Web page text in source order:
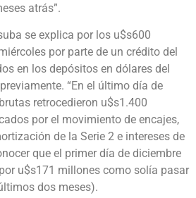
atrás”.
se explica por los u$s600
por parte de un crédito del
en los depósitos en dólares del
“En el último día de
retrocedieron u$s1.400
por el movimiento de encajes,
de la Serie 2 e intereses de
que el primer día de diciembre
u$s171 millones como solía pasar
dos meses).